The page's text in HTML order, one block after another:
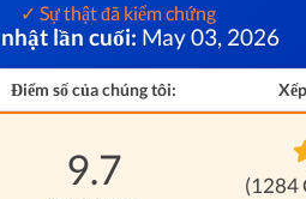
✓ Sự thật đã kiểm chứng
lần cuối: May 03, 2026
Điểm số của chúng tôi:
9.7
(1284